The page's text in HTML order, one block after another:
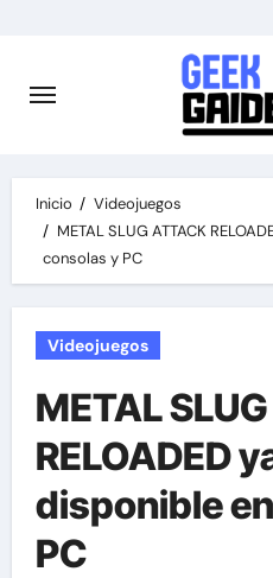
contenido
Inicio
Videojuegos
METAL SLUG ATTACK
consolas y PC
Videojuegos
METAL
RELOADED
disponible
PC